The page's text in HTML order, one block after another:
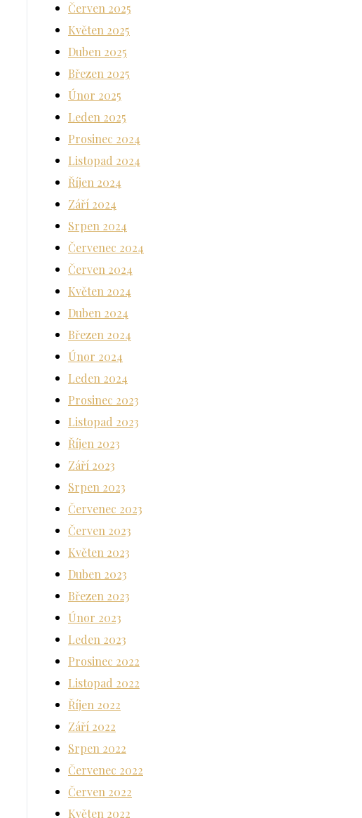
Červen 2025
Květen 2025
Duben 2025
Březen 2025
Únor 2025
Leden 2025
Prosinec 2024
Listopad 2024
Říjen 2024
Září 2024
Srpen 2024
Červenec 2024
Červen 2024
Květen 2024
Duben 2024
Březen 2024
Únor 2024
Leden 2024
Prosinec 2023
Listopad 2023
Říjen 2023
Září 2023
Srpen 2023
Červenec 2023
Červen 2023
Květen 2023
Duben 2023
Březen 2023
Únor 2023
Leden 2023
Prosinec 2022
Listopad 2022
Říjen 2022
Září 2022
Srpen 2022
Červenec 2022
Červen 2022
Květen 2022